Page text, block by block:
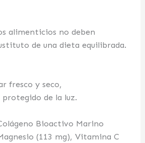
alimenticios no deben
de una dieta equilibrada.
fresco y seco,
de la luz.
Bioactivo Marino
(113 mg), Vitamina C